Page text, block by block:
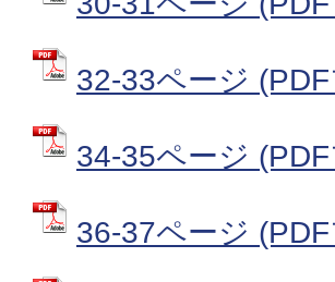
32-33ページ
34-35ページ
36-37ページ